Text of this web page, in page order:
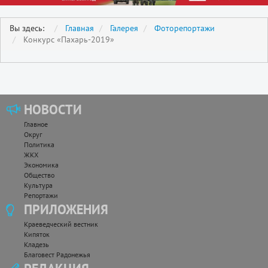
Вы здесь: Главная Галерея
Фоторепортажи
Конкурс «Пахарь-2019»
НОВОСТИ
Главное
Округ
Политика
ЖКХ
Экономика
Общество
Культура
Репортажи
ПРИЛОЖЕНИЯ
Краеведческий вестник
Кипяток
Кладезь
Благовест Радонежья